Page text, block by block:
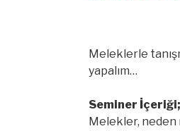
Meleklerle
yapalım…
Seminer İçeriği;
Melekler,